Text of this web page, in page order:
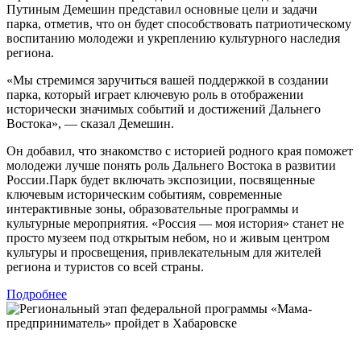
Путиным Демешин представил основные цели и задачи
парка, отметив, что он будет способствовать патриотическому
воспитанию молодежи и укреплению культурного наследия
региона.
«Мы стремимся заручиться вашей поддержкой в создании
парка, который играет ключевую роль в отображении
исторически значимых событий и достижений Дальнего
Востока», — сказал Демешин.
Он добавил, что знакомство с историей родного края поможет
молодежи лучше понять роль Дальнего Востока в развитии
России.Парк будет включать экспозиции, посвященные
ключевым историческим событиям, современные
интерактивные зоны, образовательные программы и
культурные мероприятия. «Россия — моя история» станет не
просто музеем под открытым небом, но и живым центром
культуры и просвещения, привлекательным для жителей
региона и туристов со всей страны.
Подробнее